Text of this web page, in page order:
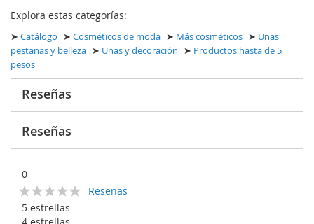
Explora estas categorías:
➤ Catálogo ➤ Cosméticos de moda ➤ Más cosméticos ➤ Uñas
pestañas y belleza ➤ Uñas y decoración ➤ Productos hasta de 5
pesos
Reseñas
Reseñas
0
Calificación:
% of100
Reseñas
5 estrellas
4 estrellas